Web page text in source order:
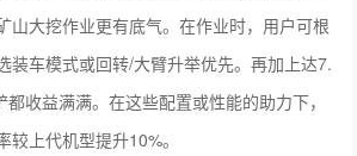
山大挖作业更有底气。在作业时，用户可根
装车模式或回转/大臂升举优先。再加上达7.
收益满满。在这些配置或性能的助力下，
较上代机型提升10%。